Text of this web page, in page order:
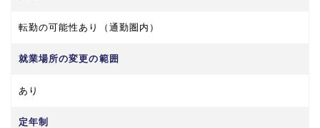
転勤の可能性あり（通勤圏内）
就業場所の変更の範囲
あり
定年制